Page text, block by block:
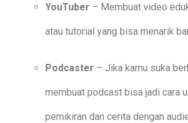
YouTuber – Membuat video
atau tutorial yang bisa menarik
Podcaster – Jika kamu suka
membuat podcast bisa jadi cara
pemikiran dan cerita dengan